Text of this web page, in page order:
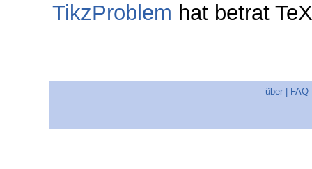
TikzProblem hat betrat
über FAQ